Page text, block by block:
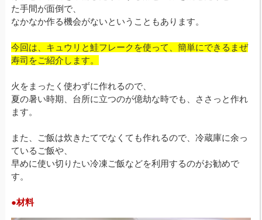
た手間が面倒で、
なかなか作る機会がないということもあります。
今回は、キュウリと鮭フレークを使って、簡単にできるまぜ
寿司をご紹介します。
火をまったく使わずに作れるので、
夏の暑い時期、台所に立つのが億劫な時でも、ささっと作れ
ます。
また、ご飯は炊きたてでなくても作れるので、冷蔵庫に余っ
ているご飯や、
早めに使い切りたい冷凍ご飯などを利用するのがお勧めで
す。
●材料